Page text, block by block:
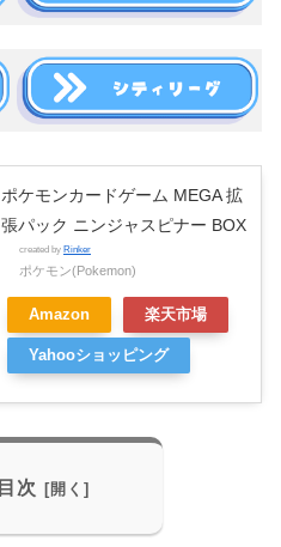
ポケモンカードゲーム MEGA 拡
張パック ニンジャスピナー BOX
created by Rinker
ポケモン(Pokemon)
Amazon 楽天市場
Yahooショッピング
目次